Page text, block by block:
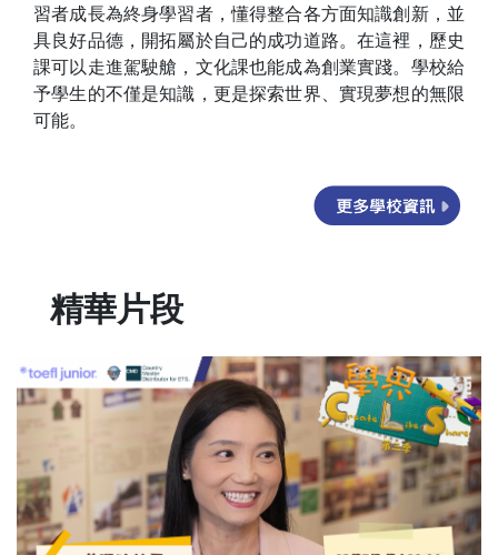
習者成長為終身學習者，懂得整合各方面知識創新，並
具良好品德，開拓屬於自己的成功道路。在這裡，歷史
課可以走進駕駛艙，文化課也能成為創業實踐。學校給
予學生的不僅是知識，更是探索世界、實現夢想的無限
可能。
精華片段